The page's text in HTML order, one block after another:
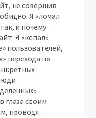
не совершив
Я «ломал
и почему
Я «копал»
пользователей,
перехода по
глаза своим
проводя